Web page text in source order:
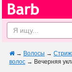
→ Волосы →
волос → Вечерняя